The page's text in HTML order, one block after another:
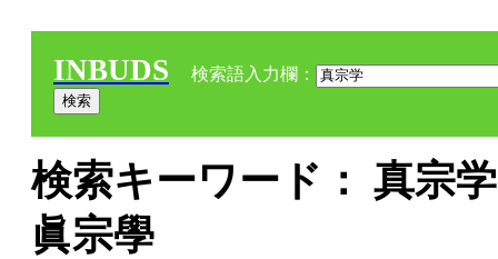
INBUDS 検索語入力欄：
検索キーワード： 真宗
眞宗學